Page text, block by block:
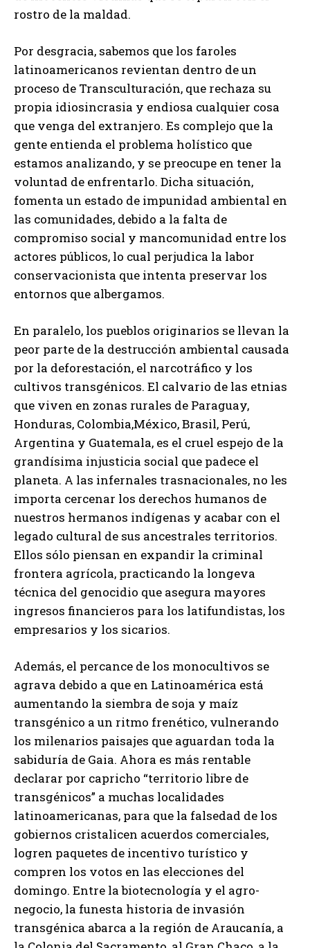
rostro de la maldad.
Por desgracia, sabemos que los faroles
latinoamericanos revientan dentro de un
proceso de Transculturación, que rechaza su
propia idiosincrasia y endiosa cualquier cosa
que venga del extranjero. Es complejo que la
gente entienda el problema holístico que
estamos analizando, y se preocupe en tener la
voluntad de enfrentarlo. Dicha situación,
fomenta un estado de impunidad ambiental en
las comunidades, debido a la falta de
compromiso social y mancomunidad entre los
actores públicos, lo cual perjudica la labor
conservacionista que intenta preservar los
entornos que albergamos.
En paralelo, los pueblos originarios se llevan la
peor parte de la destrucción ambiental causada
por la deforestación, el narcotráfico y los
cultivos transgénicos. El calvario de las etnias
que viven en zonas rurales de Paraguay,
Honduras, Colombia,México, Brasil, Perú,
Argentina y Guatemala, es el cruel espejo de la
grandísima injusticia social que padece el
planeta. A las infernales trasnacionales, no les
importa cercenar los derechos humanos de
nuestros hermanos indígenas y acabar con el
legado cultural de sus ancestrales territorios.
Ellos sólo piensan en expandir la criminal
frontera agrícola, practicando la longeva
técnica del genocidio que asegura mayores
ingresos financieros para los latifundistas, los
empresarios y los sicarios.
Además, el percance de los monocultivos se
agrava debido a que en Latinoamérica está
aumentando la siembra de soja y maíz
transgénico a un ritmo frenético, vulnerando
los milenarios paisajes que aguardan toda la
sabiduría de Gaia. Ahora es más rentable
declarar por capricho “territorio libre de
transgénicos” a muchas localidades
latinoamericanas, para que la falsedad de los
gobiernos cristalicen acuerdos comerciales,
logren paquetes de incentivo turístico y
compren los votos en las elecciones del
domingo. Entre la biotecnología y el agro-
negocio, la funesta historia de invasión
transgénica abarca a la región de Araucanía, a